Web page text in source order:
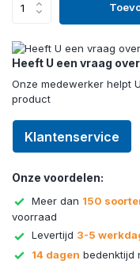
Heeft U een vraag
Onze medewerker helpt
product
Klantenservice
Onze voordelen:
Meer dan 150
voorraad
Levertijd 3-5
14 dagen bedenktijd